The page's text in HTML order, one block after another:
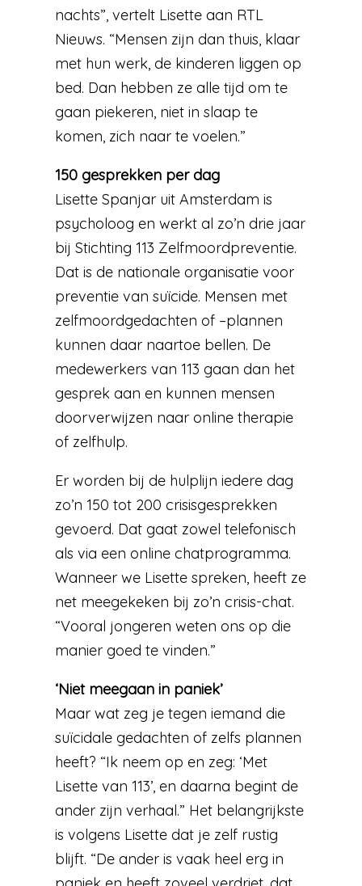
nachts”, vertelt Lisette aan RTL
Nieuws. “Mensen zijn dan thuis, klaar
met hun werk, de kinderen liggen op
bed. Dan hebben ze alle tijd om te
gaan piekeren, niet in slaap te
komen, zich naar te voelen.”
150 gesprekken per dag
Lisette Spanjar uit Amsterdam is
psycholoog en werkt al zo’n drie jaar
bij Stichting 113 Zelfmoordpreventie.
Dat is de nationale organisatie voor
preventie van suïcide. Mensen met
zelfmoordgedachten of –plannen
kunnen daar naartoe bellen. De
medewerkers van 113 gaan dan het
gesprek aan en kunnen mensen
doorverwijzen naar online therapie
of zelfhulp.
Er worden bij de hulplijn iedere dag
zo’n 150 tot 200 crisisgesprekken
gevoerd. Dat gaat zowel telefonisch
als via een online chatprogramma.
Wanneer we Lisette spreken, heeft ze
net meegekeken bij zo’n crisis-chat.
“Vooral jongeren weten ons op die
manier goed te vinden.”
‘Niet meegaan in paniek’
Maar wat zeg je tegen iemand die
suïcidale gedachten of zelfs plannen
heeft? “Ik neem op en zeg: ‘Met
Lisette van 113’, en daarna begint de
ander zijn verhaal.” Het belangrijkste
is volgens Lisette dat je zelf rustig
blijft. “De ander is vaak heel erg in